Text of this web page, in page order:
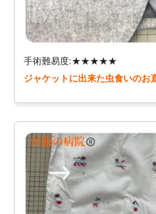
手術難易度:★★★★★
ジャケットに出来た虫食いのお